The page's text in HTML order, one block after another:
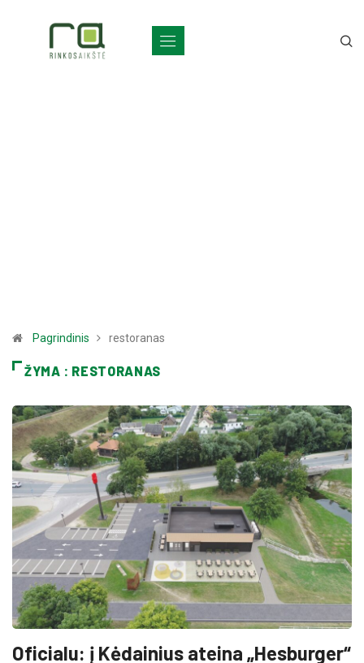
Pagrindinis restoranas
ŽYMA : RESTORANAS
Oficialu: į Kėdainius ateina „Hesburger“